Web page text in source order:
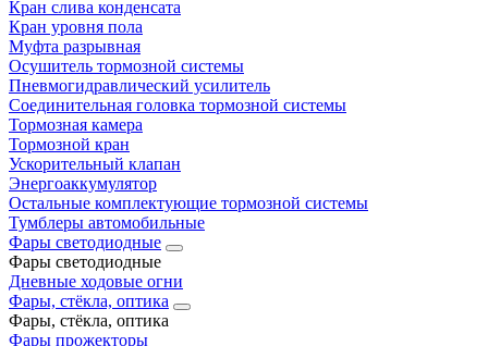
Кран слива конденсата
Кран уровня пола
Муфта разрывная
Осушитель тормозной системы
Пневмогидравлический усилитель
Соединительная головка тормозной системы
Тормозная камера
Тормозной кран
Ускорительный клапан
Энергоаккумулятор
Остальные комплектующие тормозной системы
Тумблеры автомобильные
Фары светодиодные
Фары светодиодные
Дневные ходовые огни
Фары, стёкла, оптика
Фары, стёкла, оптика
Фары прожекторы